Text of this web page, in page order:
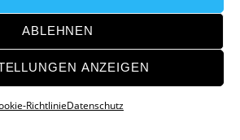
ABLEHNEN
ANZEIGEN
RichtlinieDatenschutz
byWordPress•Themify WordPress Themes